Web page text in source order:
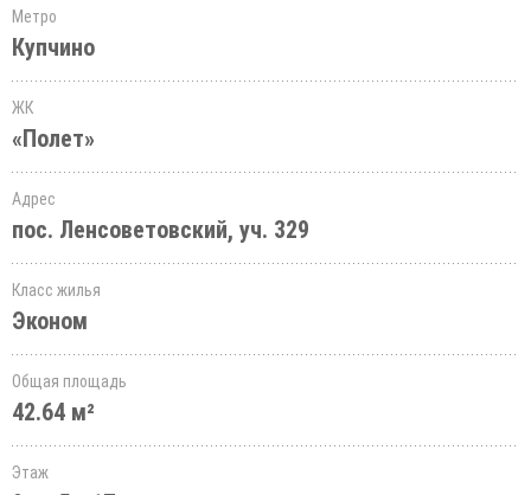
Метро
Купчино
ЖК
«Полет»
Адрес
пос. Ленсоветовский, уч. 329
Класс жилья
Эконом
Общая площадь
42.64 м²
Этаж